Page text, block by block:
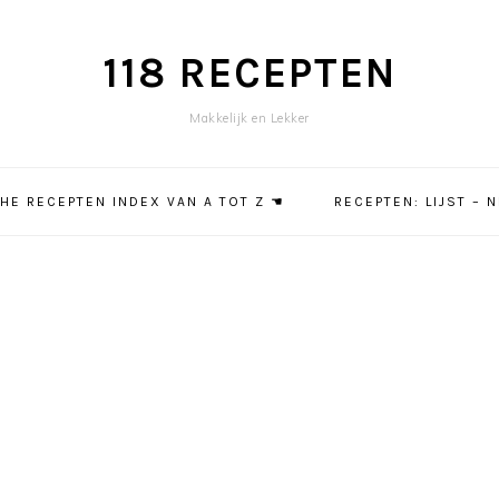
118 RECEPTEN
Makkelijk en Lekker
RECEPTEN INDEX VAN A TOT Z ☚ RECEPTEN: LIJST –